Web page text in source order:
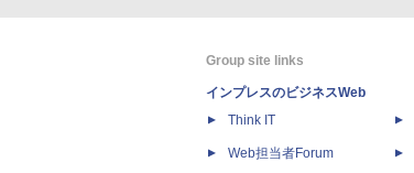
Group site links
インプレスのビジネスWeb
Think IT
Web担当者Forum